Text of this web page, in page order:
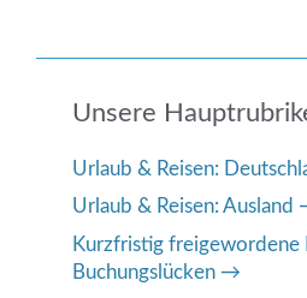
Unsere
Urlaub & Reisen:
Urlaub & Reisen: Ausland
Kurzfristig freigewordene
Buchungslücken